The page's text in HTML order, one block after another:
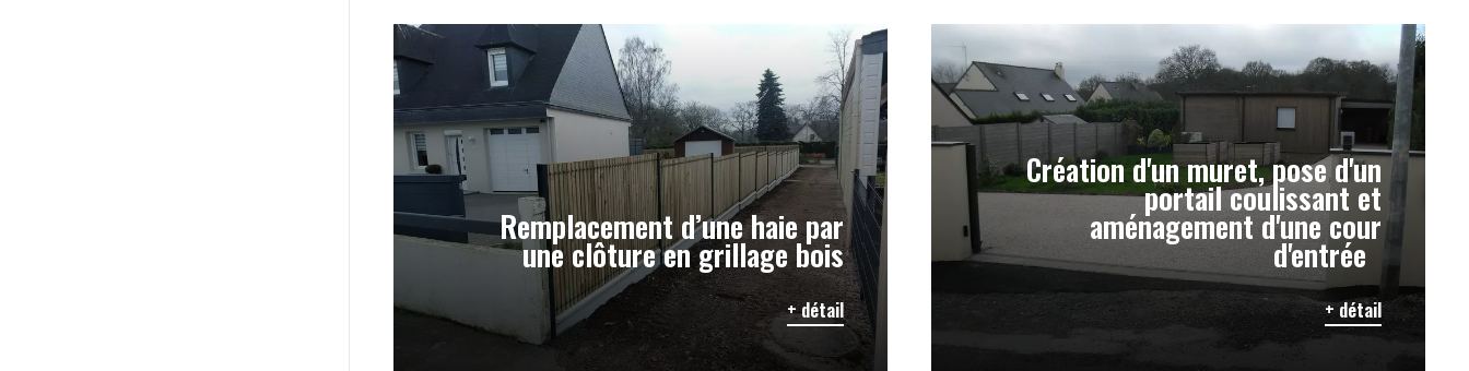
Remplacement d’une haie par
une clôture en grillage bois
+ détail
Création d'un muret, pose d'un
portail coulissant et
aménagement d'une cour
d'entrée
+ détail